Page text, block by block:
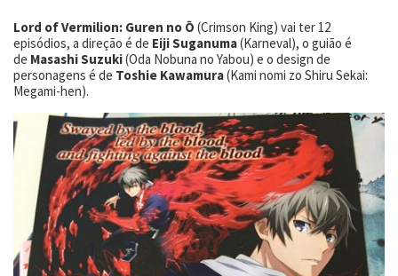
Lord of Vermilion: Guren no Ō (Crimson King) vai ter 12
episódios, a direção é de Eiji Suganuma(Karneval), o guião é
de Masashi Suzuki(Oda Nobuna no Yabou) e o design de
personagens é de Toshie Kawamura(Kami nomi zo Shiru Sekai:
Megami-hen).